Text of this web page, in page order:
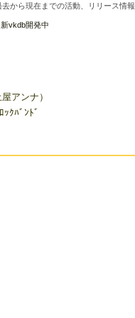
から現在までの活動、リリース情
新vkdb開発中
アンナ）
ｸﾊﾞﾝﾄﾞ